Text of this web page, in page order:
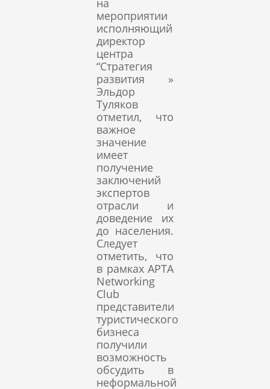
на
мероприятии
исполняющий
директор
центра
“Стратегия
развития »
Эльдор
Туляков
отметил, что
важное
значение
имеет
получение
заключений
экспертов
отрасли и
доведение их
до населения.
Следует
отметить, что
в рамках APTA
Networking
Club
представители
туристического
бизнеса
получили
возможность
обсудить в
неформальной